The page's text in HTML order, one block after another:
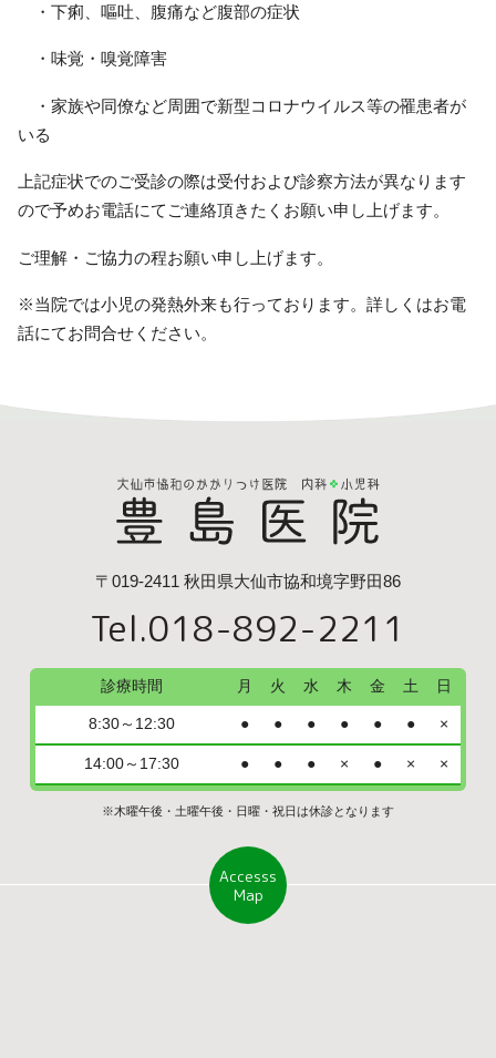
・下痢、嘔吐、腹痛など腹部の症状
・味覚・嗅覚障害
・家族や同僚など周囲で新型コロナウイルス等の罹患者が
いる
上記症状でのご受診の際は受付および診察方法が異なります
ので予めお電話にてご連絡頂きたくお願い申し上げます。
ご理解・ご協力の程お願い申し上げます。
※当院では小児の発熱外来も行っております。詳しくはお電
話にてお問合せください。
〒019-2411 秋田県大仙市協和境字野田86
Tel.018-892-2211
診療時間 月 火 水 木 金 土 日
8:30～12:30 ● ● ● ● ● ● ×
14:00～17:30 ● ● ● × ● × ×
※木曜午後・土曜午後・日曜・祝日は休診となります
Accesss
Map